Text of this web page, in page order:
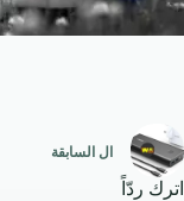
ال السابقة
اترك ردّاً